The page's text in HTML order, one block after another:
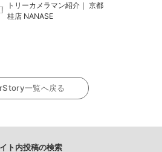
トリーカメラマン紹介｜ 京都
桂店 NANASE
一覧へ戻る
ト内投稿の検索